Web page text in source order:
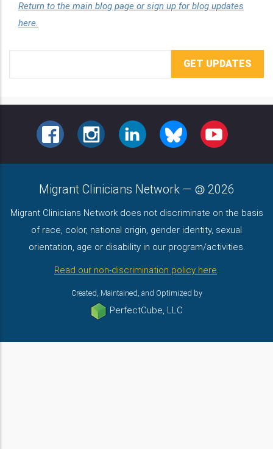
Return to the main blog page or sign up for blog updates
here.
Address
FACEBOOKINSTAGRAMLINKEDIN BLUESKY YOUTUBE
Migrant Clinicians Network — 2026
Migrant Clinicians Network does not discriminate on the basis
of race, color, national origin, gender identity, sexual
orientation, age or disability in our program/activities.
Read our non-discrimination policy here.
Created, Maintained, and Optimized by
PerfectCube, LLC